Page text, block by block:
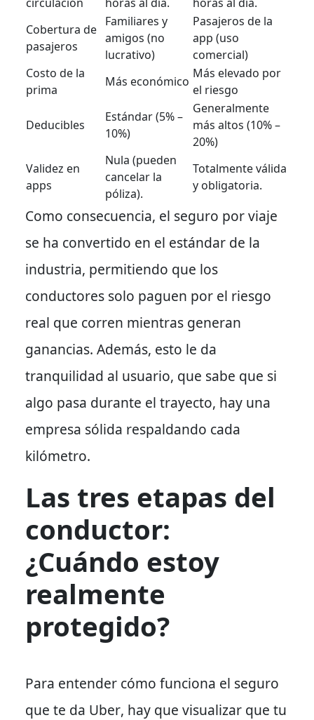
Cobertura de
pasajeros
Familiares y
amigos (no
lucrativo)
Pasajeros de la
app (uso
comercial)
Costo de la
prima
Más económico
Más elevado por
el riesgo
Deducibles
Estándar (5% –
10%)
Generalmente
más altos (10% –
20%)
Validez en
apps
Nula (pueden
cancelar la
póliza).
Totalmente válida
y obligatoria.
Como consecuencia, el seguro por viaje
se ha convertido en el estándar de la
industria, permitiendo que los
conductores solo paguen por el riesgo
real que corren mientras generan
ganancias. Además, esto le da
tranquilidad al usuario, que sabe que si
algo pasa durante el trayecto, hay una
empresa sólida respaldando cada
kilómetro.
Las tres etapas del
conductor:
¿Cuándo estoy
realmente
protegido?
Para entender cómo funciona el seguro
que te da Uber, hay que visualizar que tu